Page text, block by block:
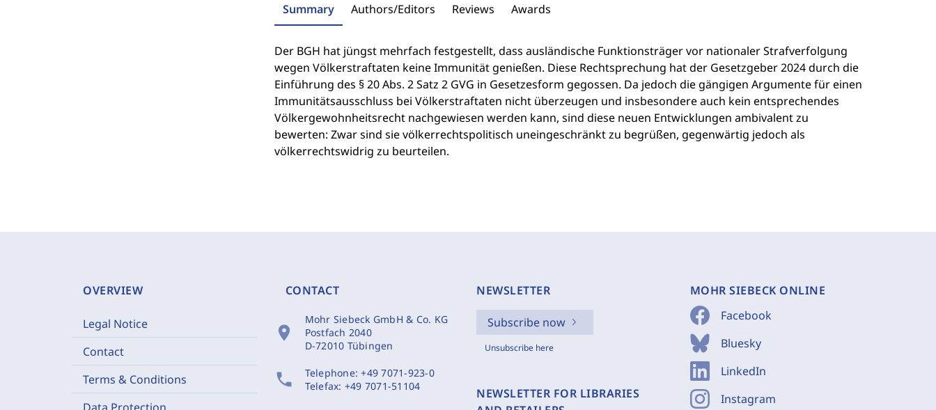
Summary Authors/Editors Reviews Awards
Der BGH hat jüngst mehrfach festgestellt, dass ausländische Funktionsträger vor nationaler Strafverfolgung
wegen Völkerstraftaten keine Immunität genießen. Diese Rechtsprechung hat der Gesetzgeber 2024 durch die
Einführung des § 20 Abs. 2 Satz 2 GVG in Gesetzesform gegossen. Da jedoch die gängigen Argumente für einen
Immunitätsausschluss bei Völkerstraftaten nicht überzeugen und insbesondere auch kein entsprechendes
Völkergewohnheitsrecht nachgewiesen werden kann, sind diese neuen Entwicklungen ambivalent zu
bewerten: Zwar sind sie völkerrechtspolitisch uneingeschränkt zu begrüßen, gegenwärtig jedoch als
völkerrechtswidrig zu beurteilen.
OVERVIEW
Legal Notice
Contact
Terms & Conditions
Data Protection
CONTACT
location_on
Mohr Siebeck GmbH & Co. KG
Postfach 2040
D-72010 Tübingen
phone Telephone:+49 7071-923-0
Telefax: +49 7071-51104
NEWSLETTER
Subscribe now
Unsubscribe here
NEWSLETTER FOR LIBRARIES
MOHR SIEBECK ONLINE
Facebook
Bluesky
LinkedIn
Instagram